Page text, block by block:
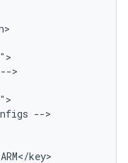
>
>
-->
>
-->
</key>